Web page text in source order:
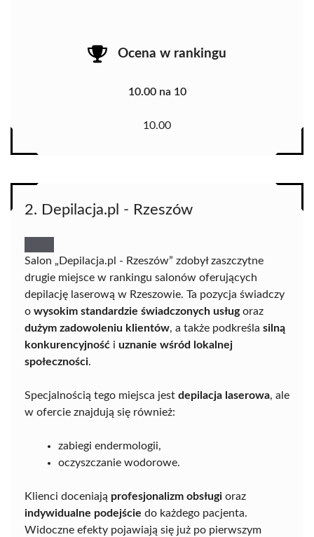
Ocena w rankingu
10.00 na 10
10.00
2. Depilacja.pl - Rzeszów
Salon „Depilacja.pl - Rzeszów” zdobył zaszczytne
drugie miejsce w rankingu salonów oferujących
depilację laserową w Rzeszowie. Ta pozycja świadczy
o wysokim standardzie świadczonych usługoraz
dużym zadowoleniu klientów, a także podkreśla silną
konkurencyjność i uznanie wśród lokalnej
społeczności.
Specjalnością tego miejsca jest depilacja laserowa, ale
w ofercie znajdują się również:
zabiegi endermologii,
oczyszczanie wodorowe.
Klienci doceniają profesjonalizm obsługi oraz
indywidualne podejście do każdego pacjenta.
Widoczne efekty pojawiają się już po pierwszym